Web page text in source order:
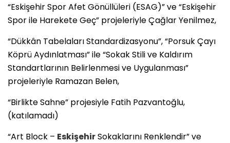
“Eskişehir Spor Afet Gönüllüleri (ESAG)” ve “Eskişehir
Spor ile Harekete Geç” projeleriyle Çağlar Yenilmez,
“Dükkân Tabelaları Standardizasyonu”, “Porsuk Çayı
Köprü Aydınlatması” ile “Sokak Stili ve Kaldırım
Standartlarının Belirlenmesi ve Uygulanması”
projeleriyle Ramazan Belen,
“Birlikte Sahne” projesiyle Fatih Pazvantoğlu,
(katılamadı)
“Art Block – EskişehirSokaklarını Renklendir” ve